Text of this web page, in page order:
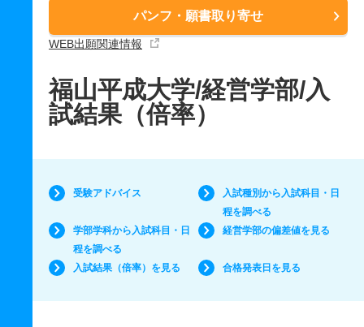
パンフ・願書取り寄せ
WEB出願関連情報
福山平成大学/経営学部/入
試結果（倍率）
受験アドバイス
入試種別から入試科目・日
程を調べる
学部学科から入試科目・日
程を調べる
経営学部の偏差値を見る
入試結果（倍率）を見る 合格発表日を見る